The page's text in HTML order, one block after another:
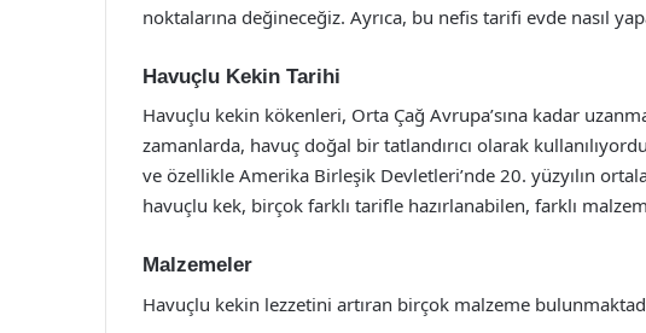
noktalarına değineceğiz. Ayrıca, bu nefis tarifi evde nasıl
Havuçlu Kekin Tarihi
Havuçlu kekin kökenleri, Orta Çağ Avrupa’sına kadar
zamanlarda, havuç doğal bir tatlandırıcı olarak
ve özellikle Amerika Birleşik Devletleri’nde 20. yüzyılın
havuçlu kek, birçok farklı tarifle hazırlanabilen, farklı
Malzemeler
Havuçlu kekin lezzetini artıran birçok malzeme